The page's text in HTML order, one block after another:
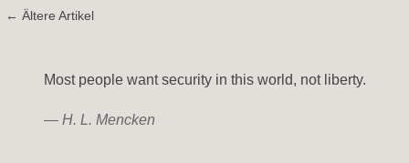
← Ältere Artikel
Most people want security in this world, not liberty.
— H. L. Mencken